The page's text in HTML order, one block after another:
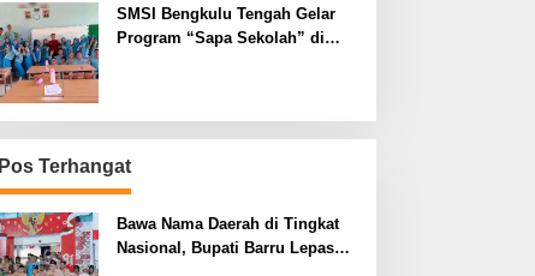
SMSI Bengkulu Tengah Gelar
Program “Sapa Sekolah” di
Pos Terhangat
Bawa Nama Daerah di Tingkat
Nasional, Bupati Barru Lepas